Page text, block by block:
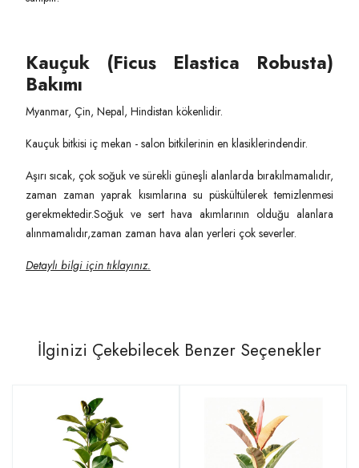
Kauçuk (Ficus Elastica Robusta)
Bakımı
Myanmar, Çin, Nepal, Hindistan kökenlidir.
Kauçuk bitkisi iç mekan - salon bitkilerinin en klasiklerindendir.
Aşırı sıcak, çok soğuk ve sürekli güneşli alanlarda bırakılmamalıdır,
zaman zaman yaprak kısımlarına su püskültülerek temizlenmesi
gerekmektedir.Soğuk ve sert hava akımlarının olduğu alanlara
alınmamalıdır,zaman zaman hava alan yerleri çok severler.
Detaylı bilgi için tıklayınız.
İlginizi Çekebilecek Benzer Seçenekler